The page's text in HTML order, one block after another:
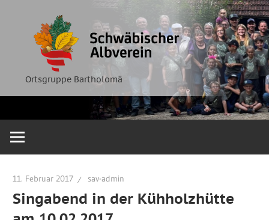
springen
Ortsgruppe Bartholomä
Albverein
Ortsgruppe
Bartholomä
11. Februar 2017 sav-admin
Singabend in der Kühholzhütte